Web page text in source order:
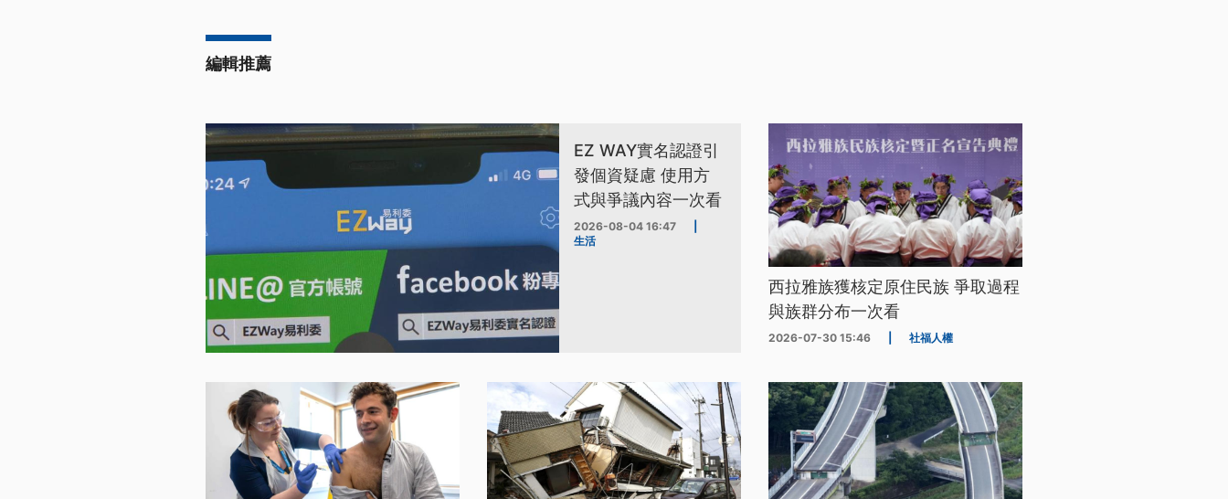
編輯推薦
EZ WAY實名認證引
發個資疑慮 使用方
式與爭議內容一次看
2026-08-04 16:47
生活
西拉雅族獲核定原住民族 爭取過程
與族群分布一次看
2026-07-30 15:46 社福人權